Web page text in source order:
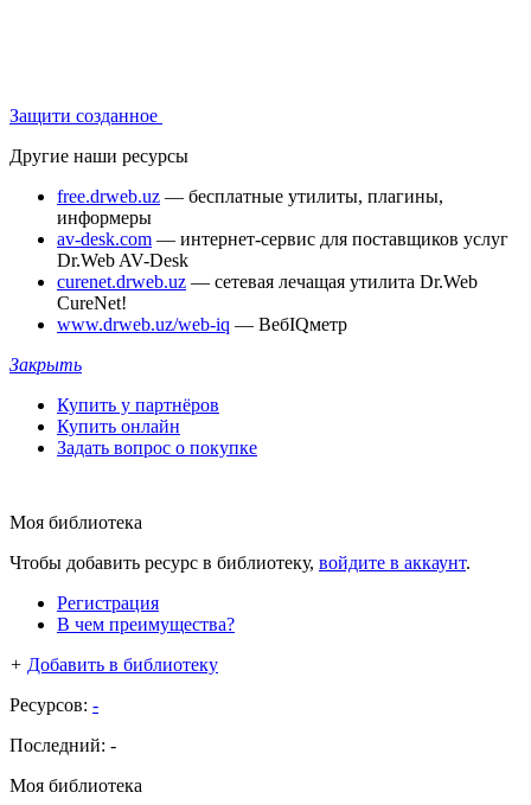
Защити созданное
Другие наши ресурсы
free.drweb.uz — бесплатные утилиты, плагины,
информеры
av-desk.com — интернет-сервис для поставщиков услуг
Dr.Web AV-Desk
curenet.drweb.uz — сетевая лечащая утилита Dr.Web
CureNet!
www.drweb.uz/web-iq — ВебIQметр
Закрыть
Купить у партнёров
Купить онлайн
Задать вопрос о покупке
Моя библиотека
Чтобы добавить ресурс в библиотеку, войдите в аккаунт.
Регистрация
В чем преимущества?
+ Добавить в библиотеку
Ресурсов: -
Последний: -
Моя библиотека